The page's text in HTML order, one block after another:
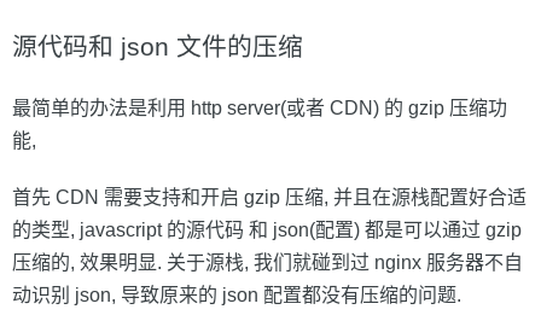
源代码和 json 文件的压缩
最简单的办法是利用 http server(或者 CDN) 的 gzip 压缩功
能,
首先 CDN 需要支持和开启 gzip 压缩, 并且在源栈配置好合适
的类型, javascript 的源代码 和 json(配置) 都是可以通过 gzip
压缩的, 效果明显. 关于源栈, 我们就碰到过 nginx 服务器不自
动识别 json, 导致原来的 json 配置都没有压缩的问题.